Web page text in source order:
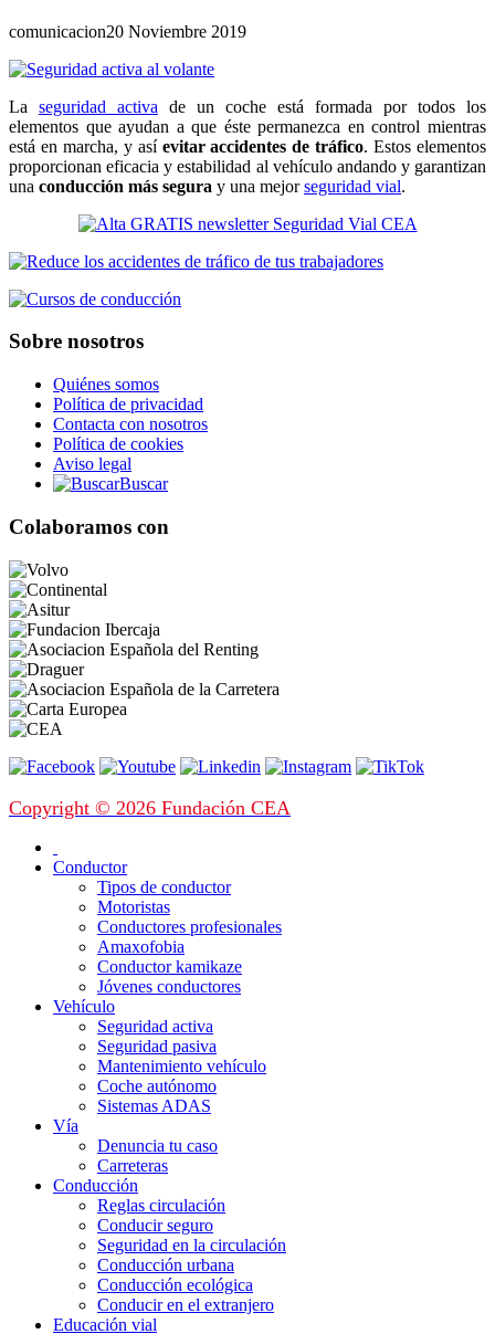
comunicacion20 Noviembre 2019
La seguridad activa de un coche está formada por todos los
elementos que ayudan a que éste permanezca en control mientras
está en marcha, y así evitar accidentes de tráfico. Estos elementos
proporcionan eficacia y estabilidad al vehículo andando y garantizan
una conducción más segura y una mejorseguridad vial.
Sobre nosotros
Quiénes somos
Política de privacidad
Contacta con nosotros
Política de cookies
Aviso legal
Buscar
Colaboramos con
Copyright © 2026 Fundación CEA
Conductor
Tipos de conductor
Motoristas
Conductores profesionales
Amaxofobia
Conductor kamikaze
Jóvenes conductores
Vehículo
Seguridad activa
Seguridad pasiva
Mantenimiento vehículo
Coche autónomo
Sistemas ADAS
Vía
Denuncia tu caso
Carreteras
Conducción
Reglas circulación
Conducir seguro
Seguridad en la circulación
Conducción urbana
Conducción ecológica
Conducir en el extranjero
Educación vial